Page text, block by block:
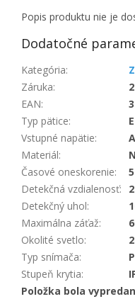
Popis produktu nie je
Dodatočné
Kategória:
Záruka:
EAN:
Typ pätice:
Vstupné napätie:
Materiál:
Časové oneskorenie:
Detekčná vzdialenosť:
Detekčný uhol:
Maximálna záťaž:
Okolité svetlo:
Typ snímača:
Stupeň krytia:
Položka bola